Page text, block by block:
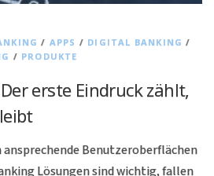
/ APPS / DIGITAL BANKING /
/ PRODUKTE
erste Eindruck zählt,
Benutzeroberflächen
Lösungen sind wichtig, fallen